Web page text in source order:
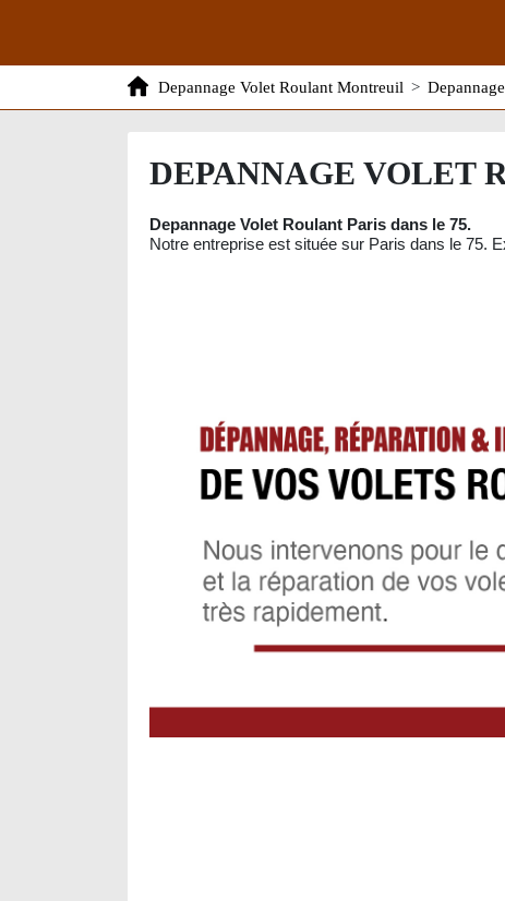
Depannage Volet Roulant Montreuil >
DEPANNAGE VOLET
Depannage Volet Roulant Paris dans le 75.
Notre entreprise est située sur Paris dans le 75.